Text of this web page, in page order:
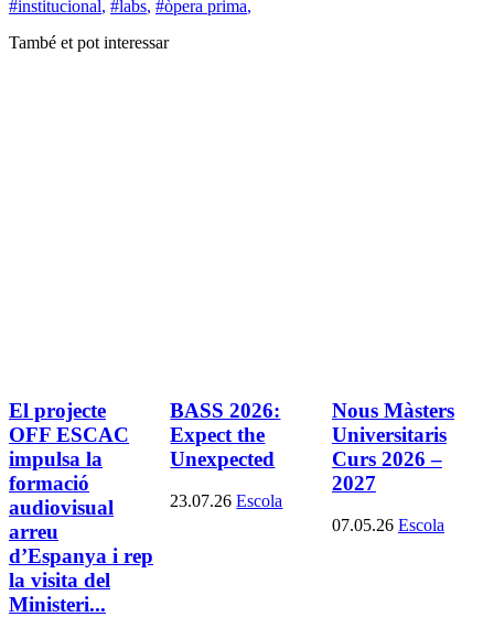
#institucional, #labs, #òpera prima,
També et pot interessar
El projecte
OFF ESCAC
impulsa la
formació
audiovisual
arreu
d’Espanya i rep
la visita del
Ministeri...
BASS 2026:
Expect the
Unexpected
23.07.26 Escola
Nous Màsters
Universitaris
Curs 2026 –
2027
07.05.26 Escola